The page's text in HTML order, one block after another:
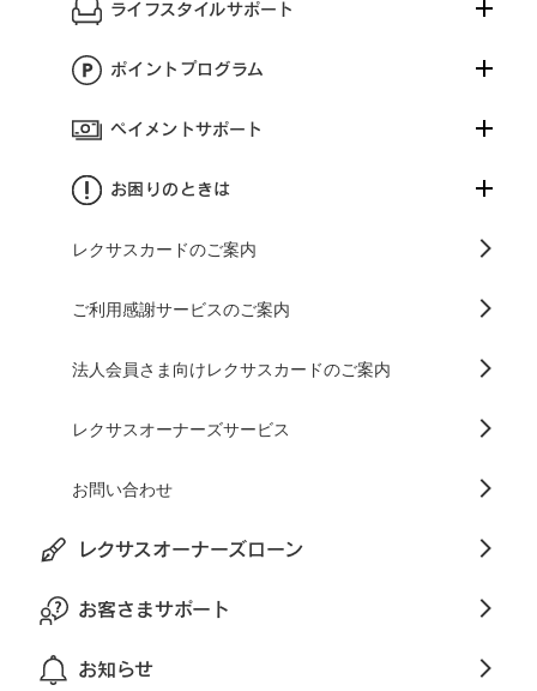
ライフスタイルサポート
ポイントプログラム
ペイメントサポート
お困りのときは
レクサスカードのご案内
ご利用感謝サービスのご案内
法人会員さま向けレクサスカードのご案内
レクサスオーナーズサービス
お問い合わせ
レクサスオーナーズローン
お客さまサポート
お知らせ